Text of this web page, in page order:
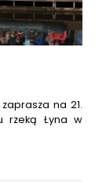
na 21.
rzeką Łyna w